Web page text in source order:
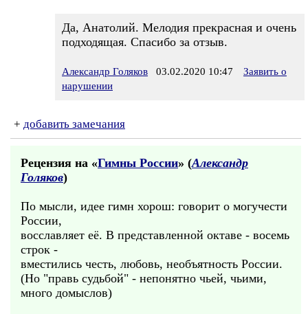
Да, Анатолий. Мелодия прекрасная и очень
подходящая. Спасибо за отзыв.
Александр Голяков 03.02.2020 10:47
Заявить о
нарушении
+ добавить замечания
Рецензия на «Гимны России» (Александр
Голяков)
По мысли, идее гимн хорош: говорит о могучести
России,
восславляет её. В представленной октаве - восемь
строк -
вместились честь, любовь, необъятность России.
(Но "правь судьбой" - непонятно чьей, чьими,
много домыслов)